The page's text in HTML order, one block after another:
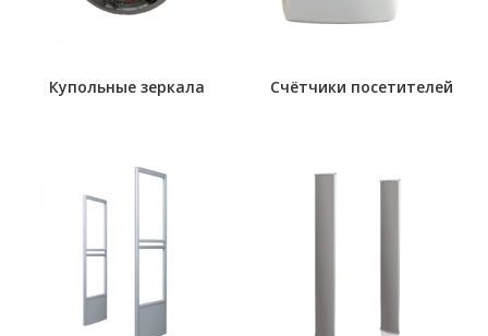
Купольные зеркала Счётчики посетителей